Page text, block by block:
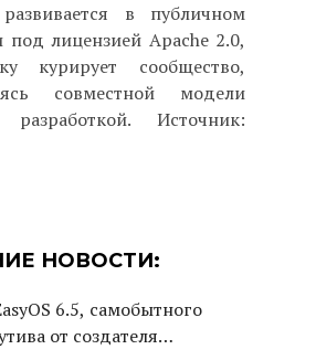
в публичном
под лицензией Apache 2.0,
курирует сообщество,
совместной модели
разработкой. Источник:
НОВОСТИ:
6.5, самобытного
от создателя